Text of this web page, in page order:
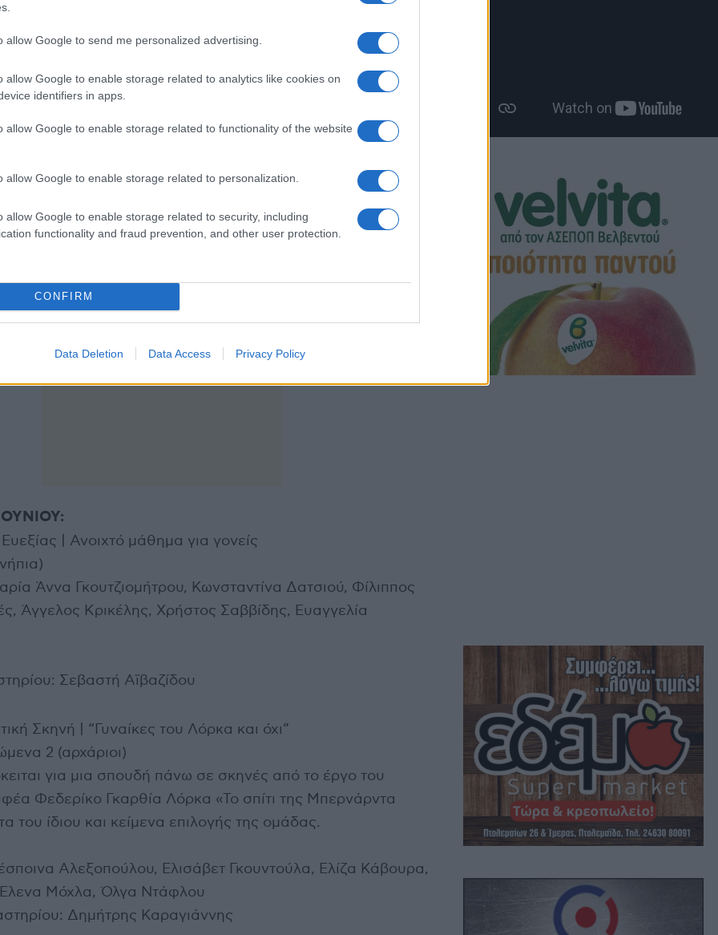
allow Google to send me personalized advertising.
allow Google to enable storage related to analytics like cookies on
identifiers in apps.
allow Google to enable storage related to functionality of the website
allow Google to enable storage related to personalization.
allow Google to enable storage related to security, including
functionality and fraud prevention, and other user protection.
CONFIRM
Data Deletion Data Access Privacy Policy
οι σπόροι που φυτέψαμε το περασμένο φθινόπωρο
τους!
από την Παρασκευή 5 έως τη Δευτέρα 8 Ιουνίου,
πρόγραμμα και σας περιμένουμε σε έναν θεατρικό
από τους/τις μαθητές/ριες των εργαστηρίων και
ουσες με πολλή αγάπη…
παιδιών που ζουν στην Ελλάδα με τη σπάνια νόσο Beta-
| Ανοιχτό μάθημα για γονείς
Άννα Γκουτζιομήτρου, Κωνσταντίνα Δατσιού, Φίλιππος
Άγγελος Κρικέλης, Χρήστος Σαββίδης, Ευαγγελία
Σεβαστή Αϊβαζίδου
Σκηνή | “Γυναίκες του Λόρκα και όχι”
2 (αρχάριοι)
για μια σπουδή πάνω σε σκηνές από το έργο του
Φεδερίκο Γκαρθία Λόρκα «Το σπίτι της Μπερνάρντα
του ίδιου και κείμενα επιλογής της ομάδας.
Αλεξοπούλου, Ελισάβετ Γκουντούλα, Ελίζα Κάβουρα,
Μόχλα, Όλγα Ντάφλου
Δημήτρης Καραγιάννης